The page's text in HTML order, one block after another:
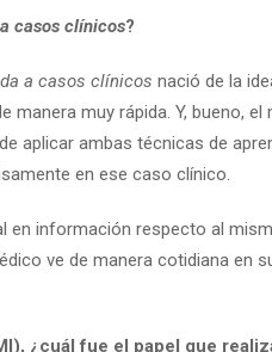
casos clínicos?
a casos clínicos nació de la
muy rápida. Y, bueno,
aplicar ambas técnicas de
en ese caso clínico.
en información respecto al
ve de manera cotidiana en
¿cuál fue el papel que